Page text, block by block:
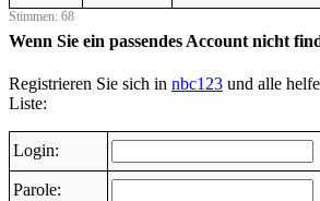
Stimmen: 68
Wenn Sie ein passendes Account nicht
Registrieren Sie sich in nbc123 und alle
Liste:
Login:
Parole: